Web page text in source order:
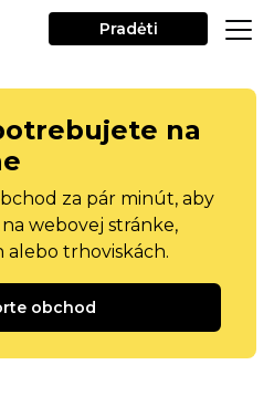
Pradėti
na
za pár minút, aby
webovej stránke,
alebo trhoviskách.
obchod